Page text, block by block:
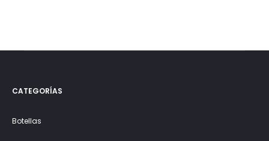
CATEGORÍAS
Botellas